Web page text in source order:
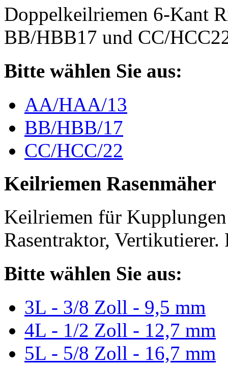
Doppelkeilriemen 6-Kant
BB/HBB17 und CC/
Bitte wählen Sie aus:
AA/HAA/13
BB/HBB/17
CC/HCC/22
Keilriemen Rasenmäher
Keilriemen für Kupplungen
Rasentraktor,
Bitte wählen Sie aus:
3L - 3/8 Zoll - 9,5 mm
4L - 1/2 Zoll - 12,7 mm
5L - 5/8 Zoll - 16,7 mm